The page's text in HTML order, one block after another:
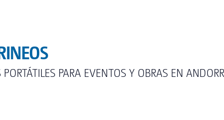
PARA EVENTOS Y OBRAS EN